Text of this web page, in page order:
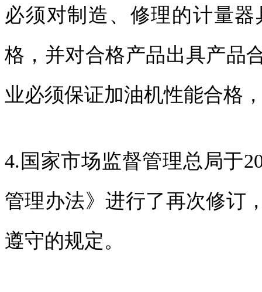
必须对制造、修理的计量
格，并对合格产品出具产品
业必须保证加油机性能合格
4.国家市场监督管理总局于
管理办法》进行了再次修订
遵守的规定。